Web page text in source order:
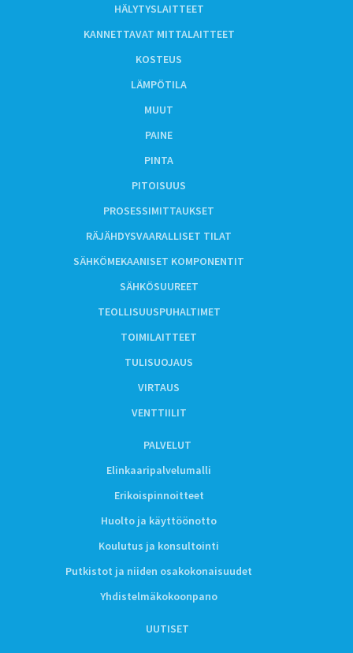
HÄLYTYSLAITTEET
KANNETTAVAT MITTALAITTEET
KOSTEUS
LÄMPÖTILA
MUUT
PAINE
PINTA
PITOISUUS
PROSESSIMITTAUKSET
RÄJÄHDYSVAARALLISET TILAT
SÄHKÖMEKAANISET KOMPONENTIT
SÄHKÖSUUREET
TEOLLISUUSPUHALTIMET
TOIMILAITTEET
TULISUOJAUS
VIRTAUS
VENTTIILIT
PALVELUT
Elinkaaripalvelumalli
Erikoispinnoitteet
Huolto ja käyttöönotto
Koulutus ja konsultointi
Putkistot ja niiden osakokonaisuudet
Yhdistelmäkokoonpano
UUTISET